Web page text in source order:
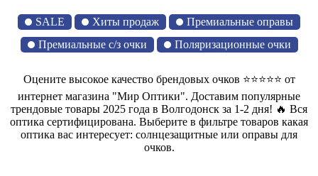
SALE Хиты продаж
Премиальные оправы
Премиальные с/з очки
Поляризационные очки
Оцените высокое качество брендовых очков ⭐⭐⭐⭐⭐ от
интернет магазина "Мир Оптики". Доставим популярные
трендовые товары 2025 года в Волгодонск за 1-2 дня! 🔥 Вся
оптика сертифицирована. Выберите в фильтре товаров какая
оптика вас интересует: солнцезащитные или оправы для
очков.